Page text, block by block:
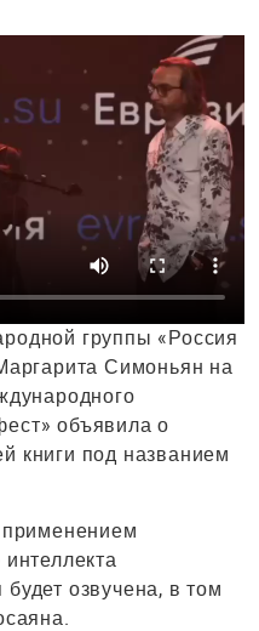
группы «Россия
Симоньян на
объявила о
книги под названием
интеллекта
озвучена, в том